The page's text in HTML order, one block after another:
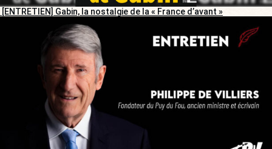
[ENTRETIEN] Gabin, la nostalgie de la « France d’avant »